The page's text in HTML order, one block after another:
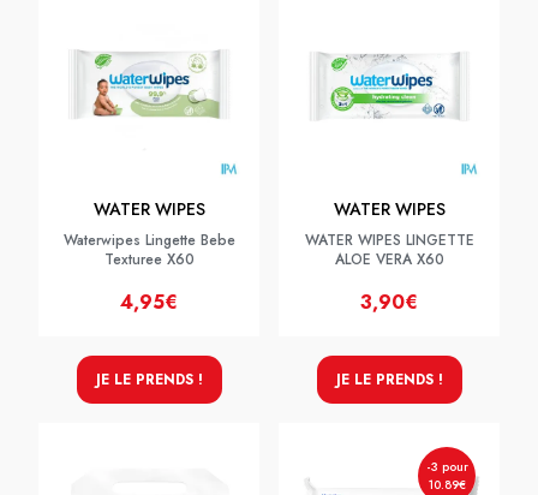
WATER WIPES
Waterwipes Lingette Bebe
Texturee X60
4,95€
JE LE PRENDS !
WATER WIPES
WATER WIPES LINGETTE
ALOE VERA X60
3,90€
JE LE PRENDS !
-3 pour
10.89€